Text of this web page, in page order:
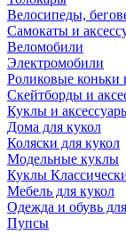
Велосипеды,
Самокаты и
Веломобили
Электромобили
Роликовые коньки
Скейтборды и
Куклы и
Дома для кукол
Коляски для кукол
Модельные куклы
Куклы
Мебель для кукол
Одежда и обувь
Пупсы